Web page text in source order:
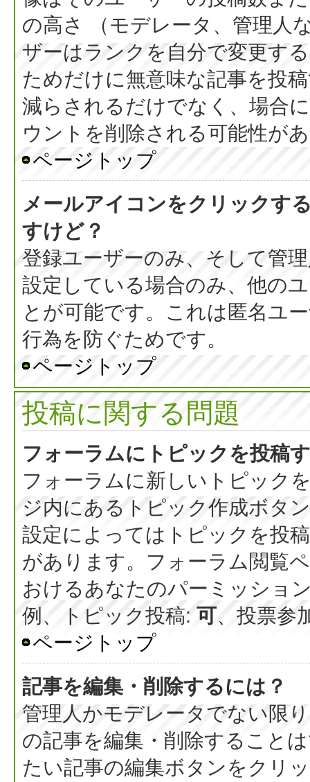
の高さ （モデレータ、管理人
ザーはランクを自分で変更す
ためだけに無意味な記事を投
減らされるだけでなく、場合
ウントを削除される可能性が
ページトップ
メールアイコンをクリックす
すけど？
登録ユーザーのみ、そして管
設定している場合のみ、他の
とが可能です。これは匿名ユ
行為を防ぐためです。
ページトップ
投稿に関する問題
フォーラムにトピックを投稿
フォーラムに新しいトピック
ジ内にあるトピック作成ボタ
設定によってはトピックを投
があります。フォーラム閲覧
おけるあなたのパーミッショ
例、トピック投稿: 可、投票参
ページトップ
記事を編集・削除するには？
管理人かモデレータでない限
の記事を編集・削除すること
たい記事の編集ボタンをクリ